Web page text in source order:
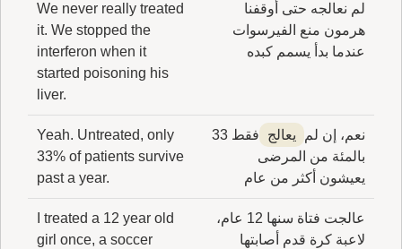
لم نعالجه حتى أوقفنا
هرمون منع الفيرسوات
عندما بدأ يسمم كبده
We never really treated
it. We stopped the
interferon when it
started poisoning his
liver.
نعم، إن لم يعالج
فقط 33
بالمئة من المرضى
يعيشون أكثر من عام
Yeah. Untreated, only
33% of patients survive
past a year.
عالجت فتاة سنها 12 عام،
لاعبة كرة قدم أصابتها
I treated a 12 year old
girl once, a soccer